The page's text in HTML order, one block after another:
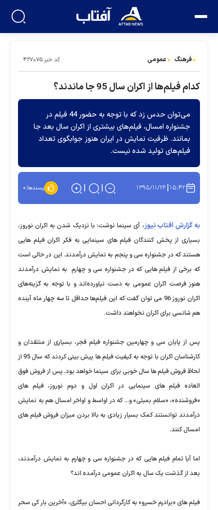
فرهنگ عمومی کد خبر:۴۲۷۰۷۵
کدام فیلم‌ها از اکران سال 95 جا ماندند؟
می‌توان حدس زد که با توجه به حضور 44 فیلم در
جشنواره امسال، فیلم‌های بیشتری از اکران سال بعد جا
بمانند. ظرفیت نمایش در ایران هنوز جوابگوی تعداد
فیلم‌های تولید شده نیست.
۱۵:۴۲ ۱۳۹۵/۱۱/۲۶ پسندها:۰
به گزارش آفتاب نیوز، آی سینما نوشت: با نزدیک شدن به اکران نوروز،
بسیاری از پخش کنندگان فیلم های سینمایی به فکر اکران فیلم هایی
هستند که در جشنواره سی و پنجم به نمایش درآمدند. این در حالی است
که برخی از فیلم هایی که در جشنواره سی و چهارم به نمایش درآمدند
هنوز فرصت اکران عمومی به دست نیاورده‌اند و با توجه به گزینه‌های
اکران نوروز 96 می توان گفت که این فیلم‌ها حداقل تا سه چهار ماه آینده
هم شانسی برای اکران نخواهند داشت.
پس از پایان سی و چهارمین جشنواره فیلم فجر، بسیاری از منتقدان و
کارشناسان اکران با توجه به کیفیت فیلم ها پیش بینی کردند که سال 95 از
لحاظ فروش فیلم ها سال خوبی برای سینما خواهد بود. پس از فروش فوق
العاده فیلم های سینمایی در اکران اول و دوم نوروز، فیلم های
«فروشنده»، «سلام بمبئی» و... که در اواسط و اواخر امسال هم به نمایش
درآمدند توانستند کمک بسیار زیادی به بالا بردن میزان فروش فیلم های
امسال کنند.
اما آیا تمام فیلم هایی که در جشنواره سی و چهارم به نمایش درآمدند،
بعد از گذشت یک سال به اکران عمومی درآمده اند؟
فیلم های «برادرم خسرو» به کارگردانی احسان بیگلری، «آخرین بار کی سحر